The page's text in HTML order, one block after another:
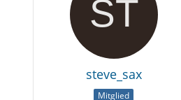
steve_sax
Mitglied